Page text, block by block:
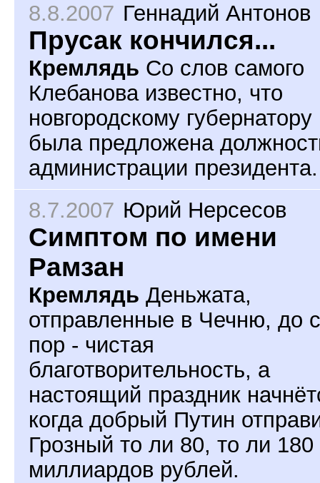
8.8.2007 Геннадий Антонов
Прусак кончился...
Кремлядь Со слов самого
Клебанова известно, что
новгородскому губернатору
была предложена
администрации президента.
8.7.2007 Юрий Нерсесов
Симптом по имени
Рамзан
Кремлядь Деньжата,
отправленные в Чечню, до
пор - чистая
благотворительность, а
настоящий праздник
когда добрый Путин
Грозный то ли 80, то ли 180
миллиардов рублей.